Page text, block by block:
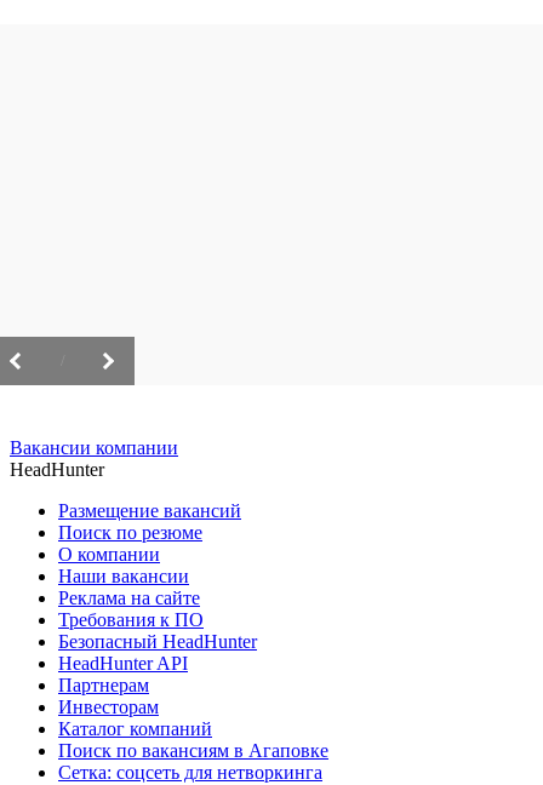
Вакансии компании
HeadHunter
Размещение вакансий
Поиск по резюме
О компании
Наши вакансии
Реклама на сайте
Требования к ПО
Безопасный HeadHunter
HeadHunter API
Партнерам
Инвесторам
Каталог компаний
Поиск по вакансиям в Агаповке
Сетка: соцсеть для нетворкинга